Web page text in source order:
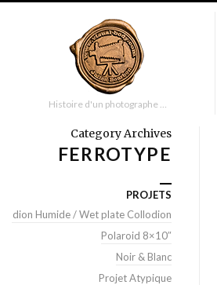
Histoire d'un photographe …
Category Archives
FERROTYPE
PROJETS
Humide / Wet plate Collodion
Polaroid 8×10″
Noir & Blanc
Projet Atypique